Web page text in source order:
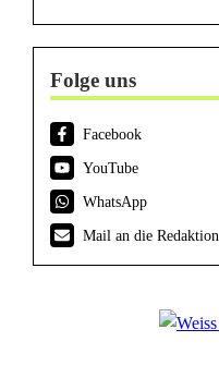
Folge uns
Facebook
YouTube
WhatsApp
Mail an die Redaktion